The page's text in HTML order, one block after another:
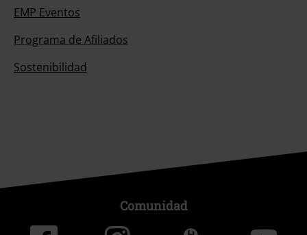
EMP Eventos
Programa de Afiliados
Sostenibilidad
Comunidad